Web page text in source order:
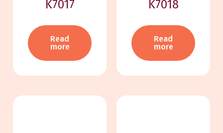
K7017
Read
more
K7018
Read
more